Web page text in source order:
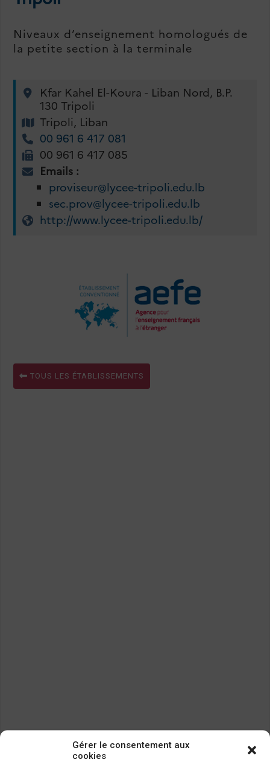
Gérer le consentement aux
cookies
Niveaux d’enseignement homologués de
la petite section à la terminale
Kfar Kahel El-Koura - Liban Nord, B.P.
130 Tripoli
Tripoli, Liban
00 961 6 417 081
00 961 6 417 085
Emails :
proviseur@lycee-tripoli.edu.lb
sec.prov@lycee-tripoli.edu.lb
http://www.lycee-tripoli.edu.lb/
TOUS LES ÉTABLISSEMENTS